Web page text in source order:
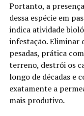
Portanto, a
dessa espécie em
indica atividade
infestação. Eliminar
pesadas, prática
terreno, destrói os
longo de décadas e
exatamente a
mais produtivo.